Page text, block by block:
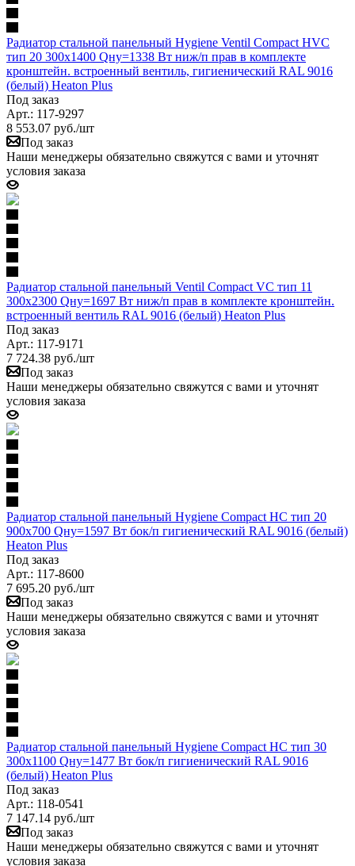
Радиатор стальной панельный Hygiene Ventil Compact HVC
тип 20 300х1400 Qну=1338 Вт ниж/п прав в комплекте
кронштейн. встроенный вентиль, гигиенический RAL 9016
(белый) Heaton Plus
Под заказ
Арт.: 117-9297
8 553.07 руб./шт
Под заказ
Наши менеджеры обязательно свяжутся с вами и уточнят
условия заказа
Радиатор стальной панельный Ventil Compact VC тип 11
300х2300 Qну=1697 Вт ниж/п прав в комплекте кронштейн.
встроенный вентиль RAL 9016 (белый) Heaton Plus
Под заказ
Арт.: 117-9171
7 724.38 руб./шт
Под заказ
Наши менеджеры обязательно свяжутся с вами и уточнят
условия заказа
Радиатор стальной панельный Hygiene Compact HC тип 20
900х700 Qну=1597 Вт бок/п гигиенический RAL 9016 (белый)
Heaton Plus
Под заказ
Арт.: 117-8600
7 695.20 руб./шт
Под заказ
Наши менеджеры обязательно свяжутся с вами и уточнят
условия заказа
Радиатор стальной панельный Hygiene Compact HC тип 30
300х1100 Qну=1477 Вт бок/п гигиенический RAL 9016
(белый) Heaton Plus
Под заказ
Арт.: 118-0541
7 147.14 руб./шт
Под заказ
Наши менеджеры обязательно свяжутся с вами и уточнят
условия заказа